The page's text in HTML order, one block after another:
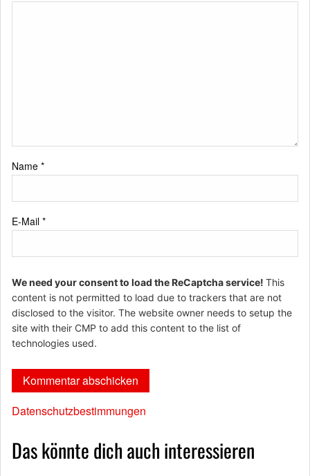
Name *
E-Mail *
We need your consent to load the ReCaptcha service! This
content is not permitted to load due to trackers that are not
disclosed to the visitor. The website owner needs to setup the
site with their CMP to add this content to the list of
technologies used.
Datenschutzbestimmungen
Das könnte dich auch interessieren